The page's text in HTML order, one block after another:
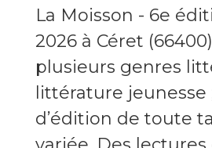
La Moisson - 6e
2026 à Céret
plusieurs genres
littérature jeunesse
d’édition de toute